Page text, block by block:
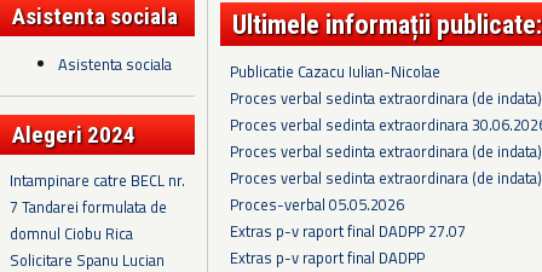
Asistenta sociala
Asistenta sociala
Alegeri 2024
Intampinare catre BECL nr.
7 Tandarei formulata de
domnul Ciobu Rica
Solicitare Spanu Lucian
Ultimele informații publicate:
Publicatie Cazacu Iulian-Nicolae
Proces verbal sedinta extraordinara (de
Proces verbal sedinta extraordinara
Proces verbal sedinta extraordinara (de
Proces verbal sedinta extraordinara (de
Proces-verbal 05.05.2026
Extras p-v raport final DADPP 27.07
Extras p-v raport final DADPP